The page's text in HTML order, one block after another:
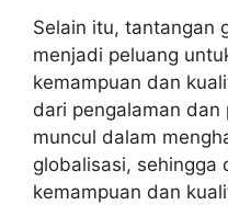
Selain itu, tantangan
menjadi peluang
kemampuan dan
dari pengalaman
muncul dalam
globalisasi, sehingga
kemampuan dan